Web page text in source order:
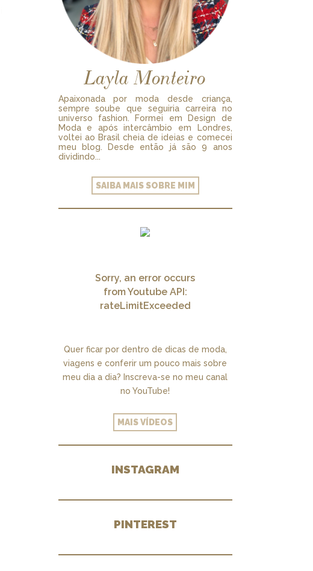
Layla Monteiro
Apaixonada por moda desde criança,
sempre soube que seguiria carreira no
universo fashion. Formei em Design de
Moda e após intercâmbio em Londres,
voltei ao Brasil cheia de ideias e comecei
meu blog. Desde então já são 9 anos
dividindo...
SAIBA MAIS SOBRE MIM
Sorry, an error occurs
from Youtube API:
rateLimitExceeded
Quer ficar por dentro de dicas de moda,
viagens e conferir um pouco mais sobre
meu dia a dia? Inscreva-se no meu canal
no YouTube!
MAIS VÍDEOS
INSTAGRAM
PINTEREST